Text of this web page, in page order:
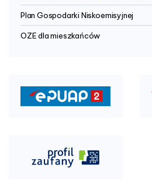
Plan Gospodarki Niskoemisyjnej
OZE dla mieszkańców